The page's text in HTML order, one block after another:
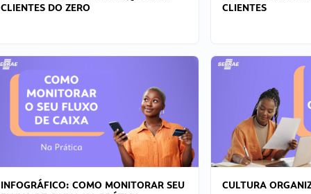
CLIENTES DO ZERO
CLIENTES
INFOGRÁFICO: COMO MONITORAR SEU
CULTURA